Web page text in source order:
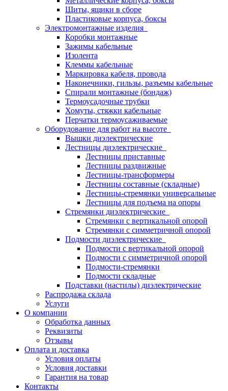
Щиты, ящики в сборе
Пластиковые корпуса, боксы
Электромонтажные изделия
Коробки монтажные
Зажимы кабельные
Изолента
Клеммы кабельные
Маркировка кабеля, провода
Наконечники, гильзы, разъемы кабельные
Спирали монтажные (бондаж)
Термоусадочные трубки
Хомуты, стяжки кабельные
Перчатки термоусаживаемые
Оборудование для работ на высоте
Вышки диэлектрические
Лестницы диэлектрические
Лестницы приставные
Лестницы раздвижные
Лестницы-трансформеры
Лестницы составные (складные)
Лестницы-стремянки универсальные
Лестницы для подъема на опоры
Стремянки диэлектрические
Стремянки с вертикальной опорой
Стремянки с симметричной опорой
Подмости диэлектрические
Подмости с вертикальной опорой
Подмости с симметричной опорой
Подмости-стремянки
Подмости складные
Подставки (настилы) диэлектрические
Распродажа склада
Услуги
О компании
Обработка данных
Реквизиты
Отзывы
Оплата и доставка
Условия оплаты
Условия доставки
Гарантия на товар
Контакты